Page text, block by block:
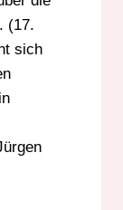
(17.
sich